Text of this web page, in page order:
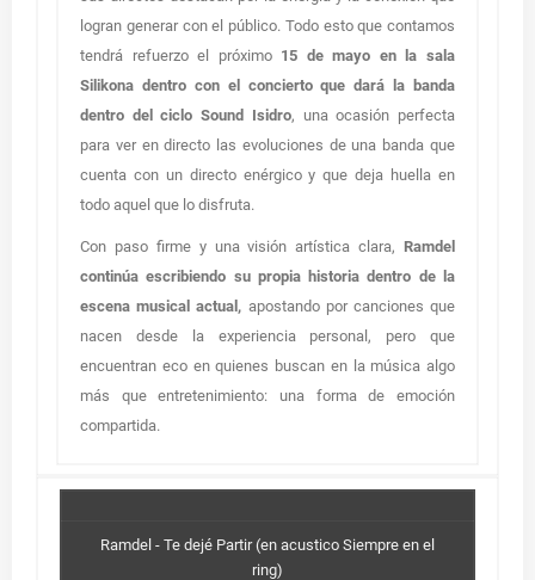
logran generar con el público. Todo esto que contamos
tendrá refuerzo el próximo 15 de mayo en la sala
Silikona dentro con el concierto que dará la banda
dentro del ciclo Sound Isidro, una ocasión perfecta
para ver en directo las evoluciones de una banda que
cuenta con un directo enérgico y que deja huella en
todo aquel que lo disfruta.
Con paso firme y una visión artística clara, Ramdel
continúa escribiendo su propia historia dentro de la
escena musical actual, apostando por canciones que
nacen desde la experiencia personal, pero que
encuentran eco en quienes buscan en la música algo
más que entretenimiento: una forma de emoción
compartida.
Ramdel - Te dejé Partir (en acustico Siempre en el
ring)